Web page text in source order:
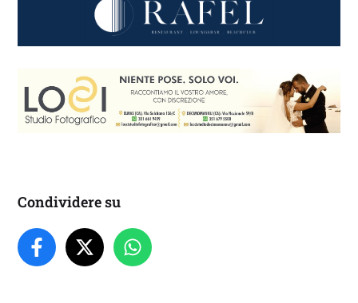
Condividere su